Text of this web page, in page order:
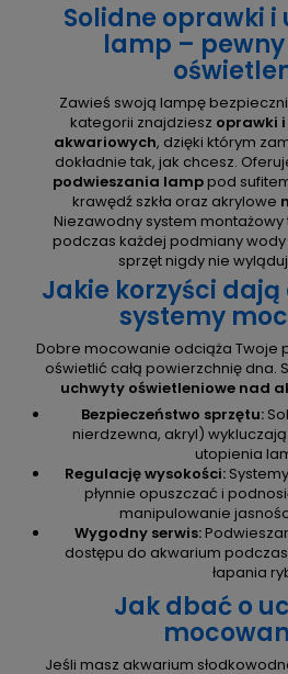
Solidne oprawki i
lamp –
Zawieś swoją lampę
kategorii znajdziesz oprawki
akwariowych, dzięki którym
dokładnie tak, jak chcesz.
podwieszania lamppod
krawędź szkła oraz akrylowe
Niezawodny system
podczas każdej podmiany
sprzęt nigdy nie
Jakie korzyści
systemy
Dobre mocowanie odciąża Twoje
oświetlić całą powierzchnię dna.
uchwyty oświetleniowe nad
Bezpieczeństwo sprzętu:
nierdzewna, akryl)
utopienia
Regulację wysokości:
płynnie opuszczać i
manipulowanie
Wygodny serwis:
dostępu do akwarium
łapania
Jak dbać o
Jeśli masz akwarium